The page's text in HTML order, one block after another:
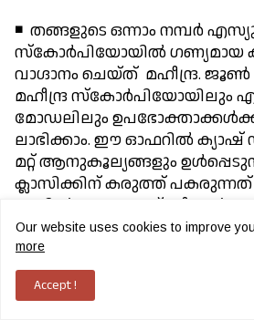
◾ തങ്ങളുടെ ഒന്നാം നമ്പര്‍
സ്‌കോര്‍പിയോയില്‍ ഗണ്യമായ
വാഗ്ദാനം ചെയ്ത് മഹീന്ദ്ര.
മഹീന്ദ്ര സ്‌കോര്‍പിയോയിലും
മോഡലിലും ഉപഭോക്താക്കള്‍ക്ക്
ലാഭിക്കാം. ഈ ഓഫറില്‍
മറ്റ് ആനുകൂല്യങ്ങളും
ക്ലാസിക്കിന് കരുത്ത്
2.2 ലിറ്റര്‍ എംഹോക്ക് ഡീസല്‍
മാനുവല്‍ ഗിയര്‍ബോക്സില്‍
മറുവശത്ത്, സ്‌കോര്‍പിയോ-എന്‍
ഉപഭോക്താക്കള്‍ക്ക് പെട്രോള്‍ (2.0
എംസ്റ്റാലിയന്‍), ഡീസല്‍
Our website uses cookies to improve
more
Accept !